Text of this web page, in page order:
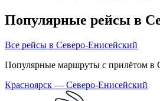
Популярные рейсы в
Все рейсы в Северо-Енисейский
Популярные маршруты с прилётом в
Красноярск — Северо-Енисейский